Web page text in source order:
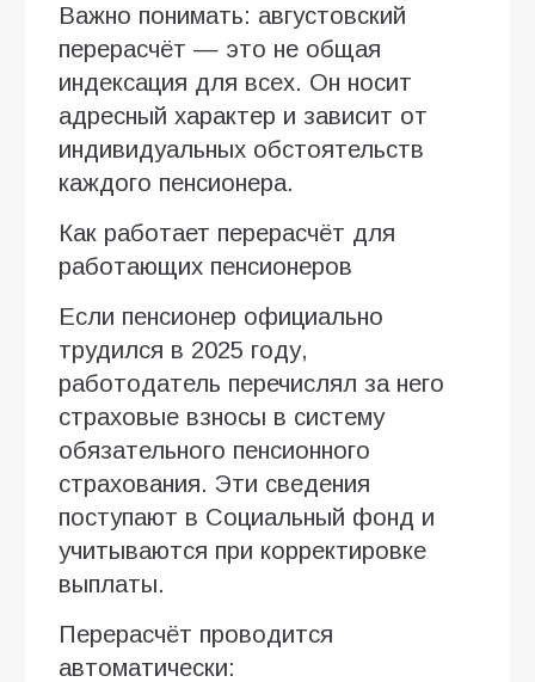
Важно понимать: августовский
перерасчёт — это не общая
индексация для всех. Он носит
адресный характер и зависит от
индивидуальных обстоятельств
каждого пенсионера.
Как работает перерасчёт для
работающих пенсионеров
Если пенсионер официально
трудился в 2025 году,
работодатель перечислял за него
страховые взносы в систему
обязательного пенсионного
страхования. Эти сведения
поступают в Социальный фонд и
учитываются при корректировке
выплаты.
Перерасчёт проводится
автоматически: